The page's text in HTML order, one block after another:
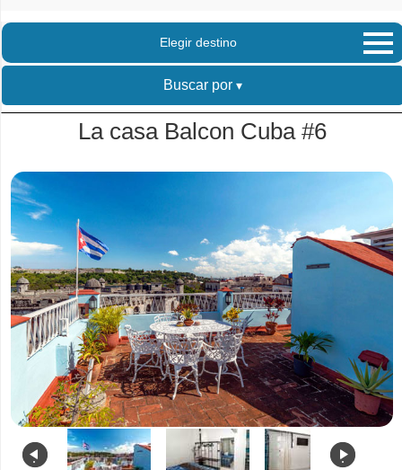
Elegir destino
Buscar por
La casa Balcon Cuba #6
. .